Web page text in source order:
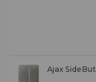
Ajax